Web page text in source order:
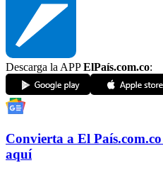
Descarga la APPElPaís.com.co:
Convierta a El País.com.co
aquí